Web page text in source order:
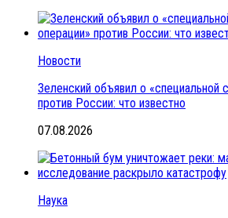
Новости
Зеленский объявил о «специальной
против России: что известно
07.08.2026
Наука